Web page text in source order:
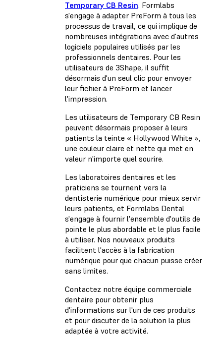
Temporary CB Resin. Formlabs
s'engage à adapter PreForm à tous les
processus de travail, ce qui implique de
nombreuses intégrations avec d'autres
logiciels populaires utilisés par les
professionnels dentaires. Pour les
utilisateurs de 3Shape, il suffit
désormais d'un seul clic pour envoyer
leur fichier à PreForm et lancer
l'impression.
Les utilisateurs de Temporary CB Resin
peuvent désormais proposer à leurs
patients la teinte « Hollywood White »,
une couleur claire et nette qui met en
valeur n'importe quel sourire.
Les laboratoires dentaires et les
praticiens se tournent vers la
dentisterie numérique pour mieux servir
leurs patients, et Formlabs Dental
s'engage à fournir l'ensemble d'outils de
pointe le plus abordable et le plus facile
à utiliser. Nos nouveaux produits
facilitent l'accès à la fabrication
numérique pour que chacun puisse créer
sans limites.
Contactez notre équipe commerciale
dentaire pour obtenir plus
d'informations sur l'un de ces produits
et pour discuter de la solution la plus
adaptée à votre activité.